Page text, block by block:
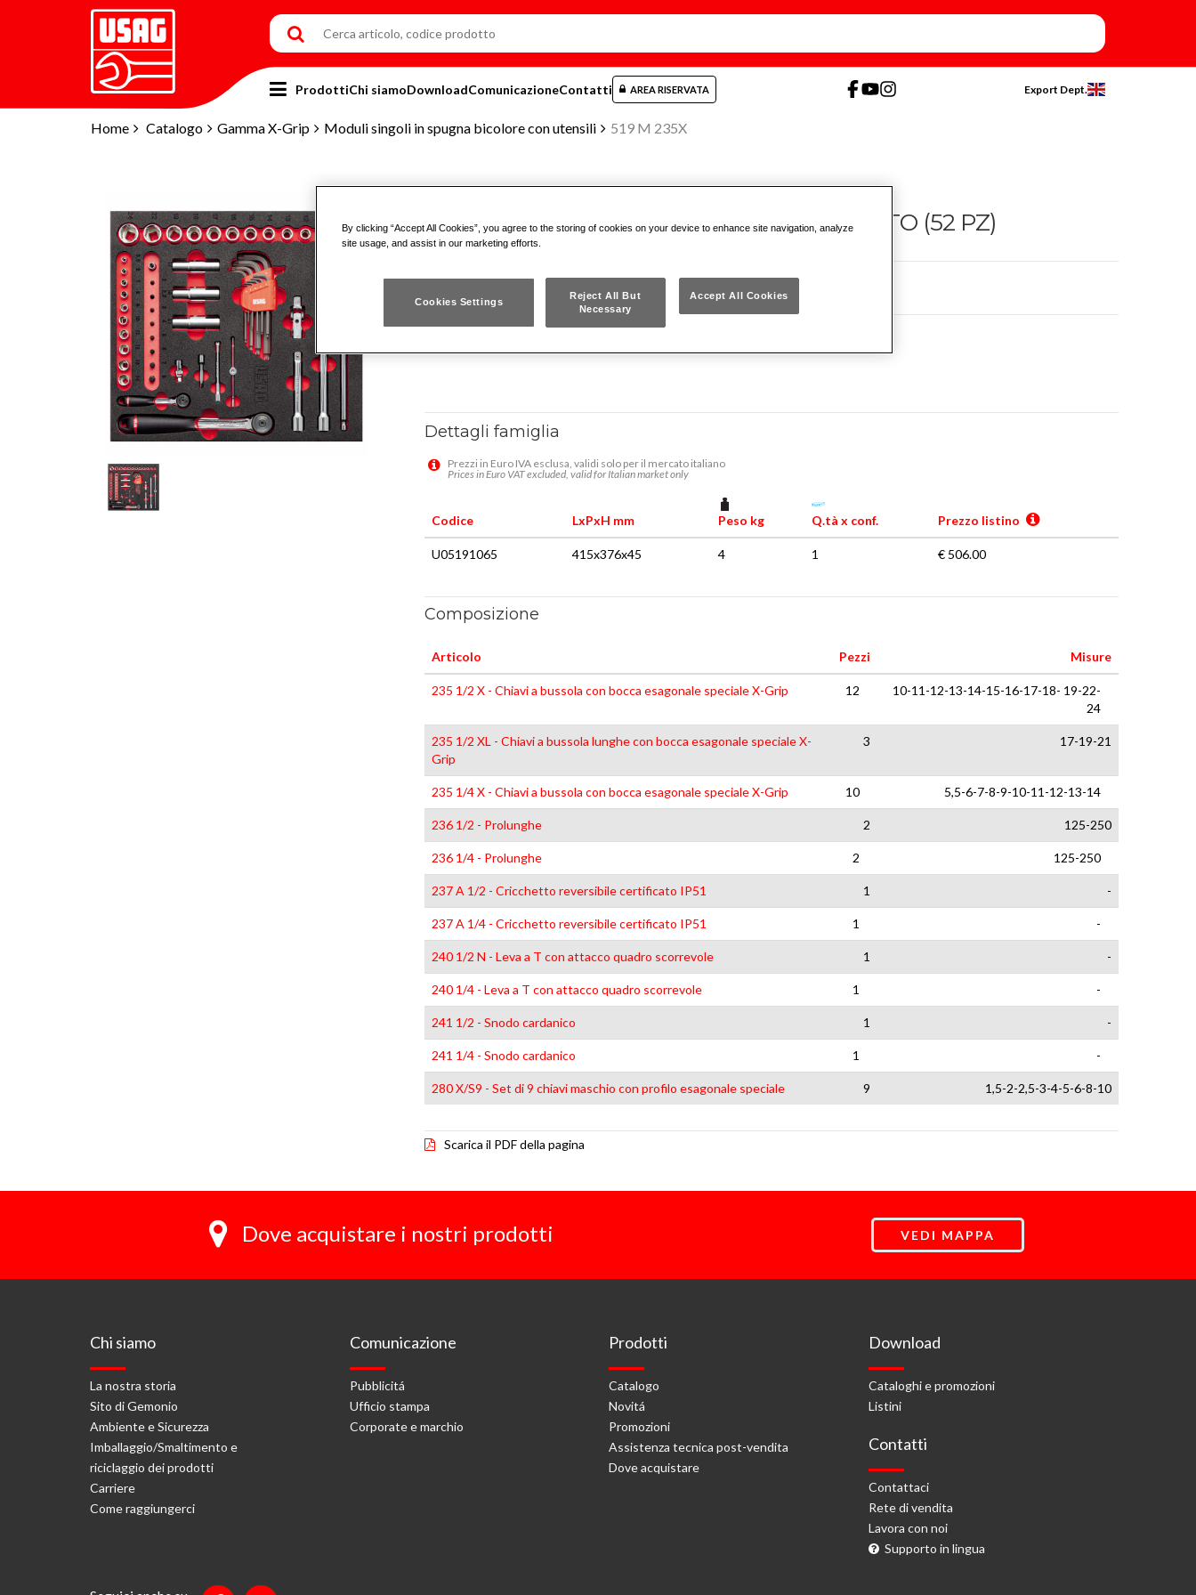
Home Catalogo Gamma X-Grip Moduli singoli in spugna bicolore con utensili 519 M 235X
ProdottiChi siamoDownloadComunicazioneContatti AREA RISERVATA Export Dept.
MODULO IN SPUGNA BICOLORE ASSORTITO (52 PZ)
519 M 235X
Dettagli famiglia
Prezzi in Euro IVA esclusa, validi solo per il mercato italiano
Prices in Euro VAT excluded, valid for Italian market only
Codice LxPxH mm Peso kg Q.tà x conf. Prezzo listino
U05191065 415x376x45 4 1 € 506.00
Composizione
Articolo Pezzi Misure
235 1/2 X - Chiavi a bussola con bocca esagonale speciale X-Grip 12
10-11-12-13-14-15-16-17-18- 19-22-
24
235 1/2 XL - Chiavi a bussola lunghe con bocca esagonale speciale X-
Grip
3 17-19-21
235 1/4 X - Chiavi a bussola con bocca esagonale speciale X-Grip 10 5,5-6-7-8-9-10-11-12-13-14
236 1/2 - Prolunghe 2 125-250
236 1/4 - Prolunghe 2 125-250
237 A 1/2 - Cricchetto reversibile certificato IP51 1 -
237 A 1/4 - Cricchetto reversibile certificato IP51 1 -
240 1/2 N - Leva a T con attacco quadro scorrevole 1 -
240 1/4 - Leva a T con attacco quadro scorrevole 1 -
241 1/2 - Snodo cardanico 1 -
241 1/4 - Snodo cardanico 1 -
280 X/S9 - Set di 9 chiavi maschio con profilo esagonale speciale 9 1,5-2-2,5-3-4-5-6-8-10
Scarica il PDF della pagina
Dove acquistare i nostri prodotti VEDI MAPPA
Chi siamo
La nostra storia
Sito di Gemonio
Ambiente e Sicurezza
Imballaggio/Smaltimento e
riciclaggio dei prodotti
Carriere
Come raggiungerci
Comunicazione
Pubblicitá
Ufficio stampa
Corporate e marchio
Prodotti
Catalogo
Novitá
Promozioni
Assistenza tecnica post-vendita
Dove acquistare
Download
Cataloghi e promozioni
Listini
Contatti
Contattaci
Rete di vendita
Lavora con noi
Supporto in lingua
By clicking “Accept All Cookies”, you agree to the storing of cookies on your device to enhance site navigation, analyze
site usage, and assist in our marketing efforts.
Cookies Settings
Reject All But
Necessary
Accept All Cookies